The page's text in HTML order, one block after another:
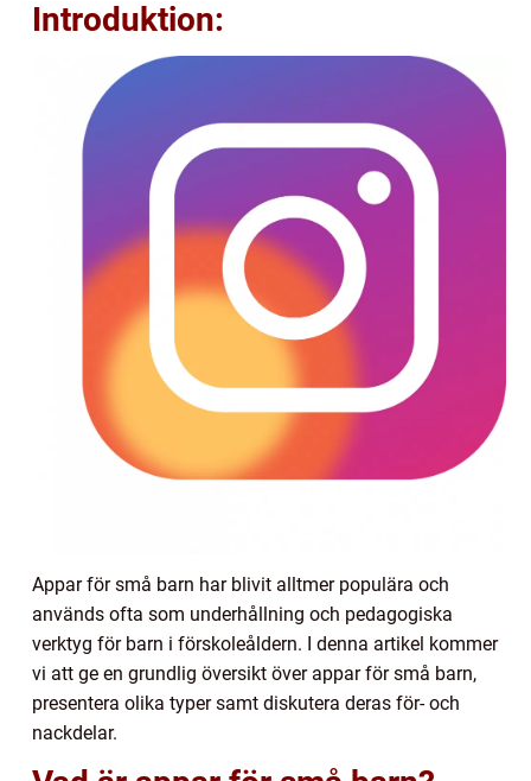
Introduktion:
Appar för små barn har blivit alltmer populära och
används ofta som underhållning och pedagogiska
verktyg för barn i förskoleåldern. I denna artikel kommer
vi att ge en grundlig översikt över appar för små barn,
presentera olika typer samt diskutera deras för- och
nackdelar.